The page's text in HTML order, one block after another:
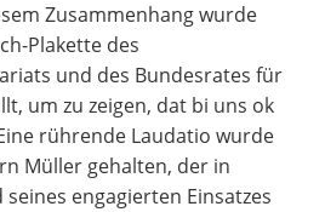
Zusammenhang wurde
Plakette des
und des Bundesrates für
um zu zeigen, dat bi uns ok
rührende Laudatio wurde
Müller gehalten, der in
engagierten Einsatzes